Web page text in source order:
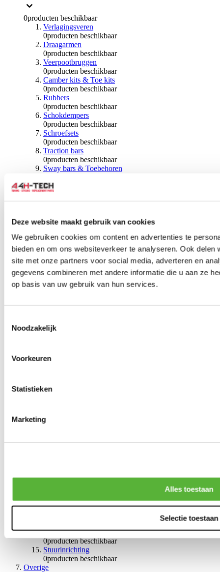
Deze website maakt gebruik van cookies
We gebruiken cookies om content en advertenties te
bieden en om ons websiteverkeer te analyseren. Ook
site met onze partners voor social media, adverteren en
gegevens combineren met andere informatie die u aan ze
op basis van uw gebruik van hun services.
Noodzakelijk
Voorkeuren
Statistieken
Marketing
Alles toestaan
Selectie toestaan
0producten beschikbaar
Verlagingsveren
0producten beschikbaar
Draagarmen
0producten beschikbaar
Veerpootbruggen
0producten beschikbaar
Camber kits & Toe kits
0producten beschikbaar
Rubbers
0producten beschikbaar
Schokdempers
0producten beschikbaar
Schroefsets
0producten beschikbaar
Traction bars
0producten beschikbaar
Sway bars & Toebehoren
Kogels & Hoezen
0 producten beschikbaar
Wiellagers & Naven
Wielen & Toebehoren
producten beschikbaar
Spoorverbreders
0producten beschikbaar
Wielmoeren
producten beschikbaar
Draadeinden
Velgen overige
Remmen
Remleidingen
Remvloeistoffen
0producten beschikbaar
Braces
0producten beschikbaar
Stuurinrichting
0producten beschikbaar
Overige